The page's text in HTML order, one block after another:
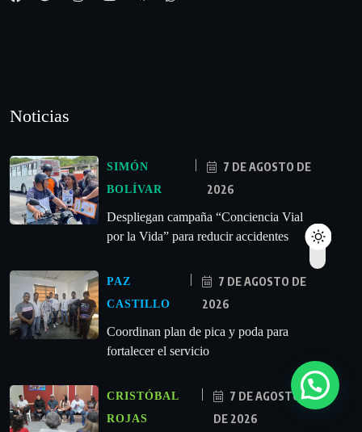
Noticias
SIMÓN
BOLÍVAR
7 DE AGOSTO DE
2026
‎Despliegan campaña “Conciencia Vial
por la Vida” para reducir accidentes
PAZ
CASTILLO
7 DE AGOSTO DE
2026
Coordinan plan de pica y poda para
fortalecer el servicio
CRISTÓBAL
ROJAS
7 DE AGOSTO
DE 2026